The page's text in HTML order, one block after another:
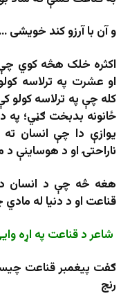
و آن با آرزو کند
اکثره خلک هڅه کوي
او عشرت په ترلاسه
کله چې په ترلاسه کولو
ځانونه بدبخت ګڼي؛
يوازې دا چې انسان ته
ناراحتۍ او د
هغه څه چې د انسان د
قناعت او د دنیا له
شاعر د قناعت په اړه
ګفت پیغمبر قناعت
رنج